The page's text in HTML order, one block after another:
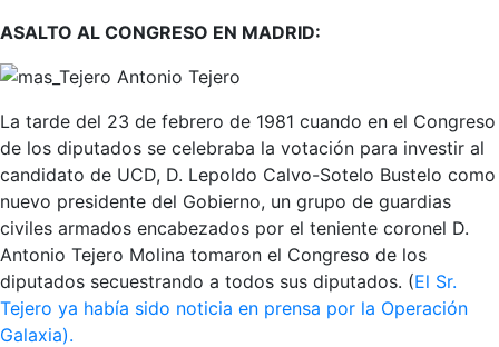
ASALTO AL CONGRESO EN MADRID:
Antonio Tejero
La tarde del 23 de febrero de 1981 cuando en el Congreso
de los diputados se celebraba la votación para investir al
candidato de UCD, D. Lepoldo Calvo-Sotelo Bustelo como
nuevo presidente del Gobierno, un grupo de guardias
civiles armados encabezados por el teniente coronel D.
Antonio Tejero Molina tomaron el Congreso de los
diputados secuestrando a todos sus diputados. (El Sr.
Tejero ya había sido noticia en prensa por la Operación
Galaxia).